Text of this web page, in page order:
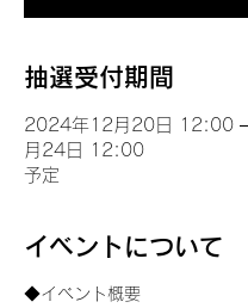
抽選受付期間
2024年12月20日 12:00
月24日 12:00
予定
イベントについて
◆イベント概要